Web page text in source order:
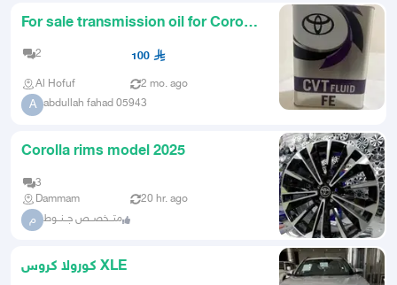
For sale transmission oil for Corolla
Cross Hybrid
2 100
Al Hofuf 2 mo. ago
A abdullah fahad 05943
Corolla rims model 2025
3
Dammam
20 hr. ago
م متــخصــص جــنــوط
كورولا كروس XLE